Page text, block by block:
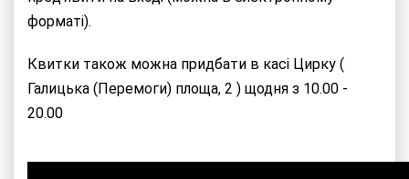
форматі).
Квитки також можна придбати в касі Цирку (
Галицька (Перемоги) площа, 2 ) щодня з 10.00 -
20.00